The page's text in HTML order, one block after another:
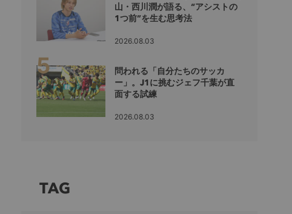
山・西川潤が語る、“アシストの
1つ前”を生む思考法
2026.08.03
問われる「自分たちのサッカ
ー」。J1に挑むジェフ千葉が直
面する試練
2026.08.03
TAG